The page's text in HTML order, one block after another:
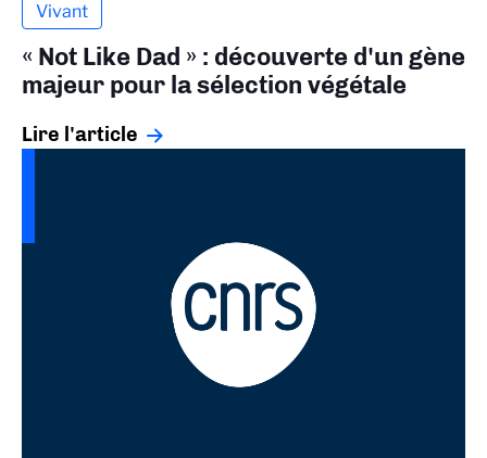
Vivant
« Not Like Dad » : découverte d'un gène
majeur pour la sélection végétale
Lire l'article